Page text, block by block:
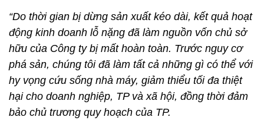
“Do thời gian bị dừng sản xuất kéo dài, kết quả hoạt
động kinh doanh lỗ nặng đã làm nguồn vốn chủ sở
hữu của Công ty bị mất hoàn toàn. Trước nguy cơ
phá sản, chúng tôi đã làm tất cả những gì có thể với
hy vọng cứu sống nhà máy, giảm thiểu tối đa thiệt
hại cho doanh nghiệp, TP và xã hội, đồng thời đảm
bảo chủ trương quy hoạch của TP.